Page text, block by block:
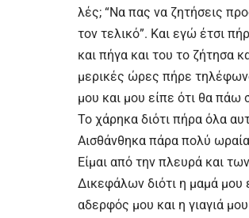
λές; “Να πας να ζητήσεις
τον τελικό”. Και εγώ έτσι
και πήγα και του το ζήτησα
μερικές ώρες πήρε
μου και μου είπε ότι θα πάω
Το χάρηκα διότι πήρα όλα
Αισθάνθηκα πάρα πολύ
Είμαι από την πλευρά και
Δικεφάλων διότι η μαμά μου
αδερφός μου και η γιαγιά